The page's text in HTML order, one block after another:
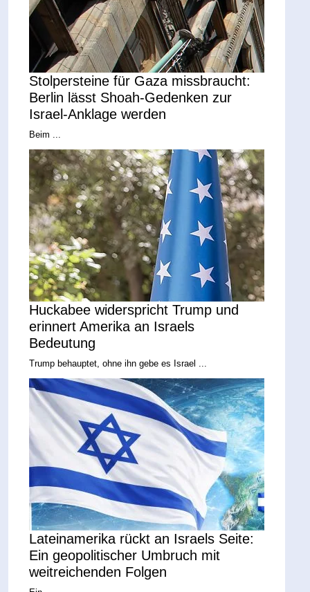
Stolpersteine für Gaza missbraucht:
Berlin lässt Shoah-Gedenken zur
Israel-Anklage werden
Beim ...
Huckabee widerspricht Trump und
erinnert Amerika an Israels
Bedeutung
Trump behauptet, ohne ihn gebe es Israel ...
Lateinamerika rückt an Israels Seite:
Ein geopolitischer Umbruch mit
weitreichenden Folgen